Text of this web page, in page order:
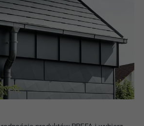
miesiące
Wird von Facebook genutzt, um eine Reihe
Werbeprodukten anzuzeigen, zum
Beispiel Echtzeitgebote dritter